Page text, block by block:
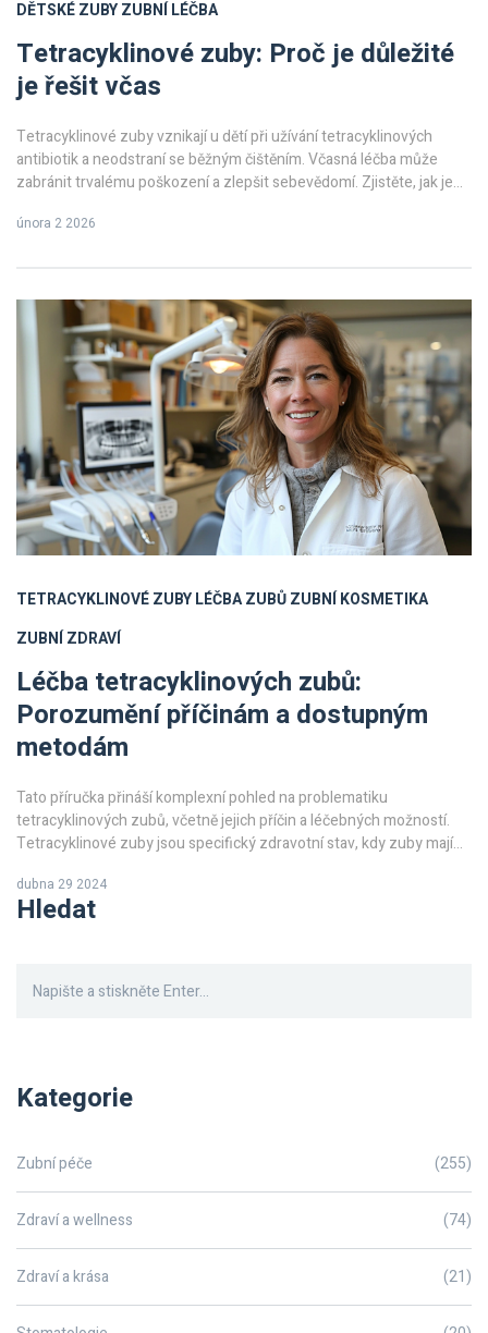
DĚTSKÉ ZUBYZUBNÍ LÉČBA
Tetracyklinové zuby: Proč je důležité
je řešit včas
Tetracyklinové zuby vznikají u dětí při užívání tetracyklinových
antibiotik a neodstraní se běžným čištěním. Včasná léčba může
zabránit trvalému poškození a zlepšit sebevědomí. Zjistěte, jak je
února 2 2026
TETRACYKLINOVÉ ZUBYLÉČBA ZUBŮZUBNÍ KOSMETIKA
ZUBNÍ ZDRAVÍ
Léčba tetracyklinových zubů:
Porozumění příčinám a dostupným
metodám
Tato příručka přináší komplexní pohled na problematiku
tetracyklinových zubů, včetně jejich příčin a léčebných možností.
Tetracyklinové zuby jsou specifický zdravotní stav, kdy zuby mají
antibiotik. Léčba takových zubů vyžaduje specifické postupy a
přístupy, o kterých se dozvíte v tomto článku.
dubna 29 2024
Hledat
Kategorie
Zubní péče (255)
Zdraví a wellness (74)
Zdraví a krása (21)